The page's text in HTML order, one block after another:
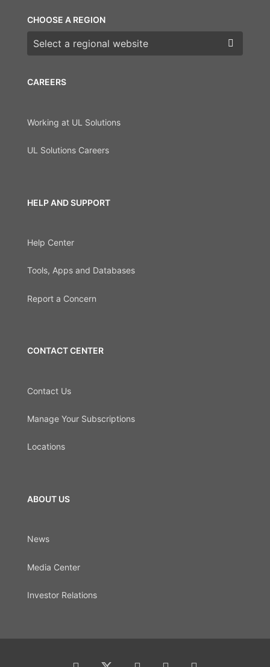
CAREERS
Working at UL Solutions
UL Solutions Careers
HELP AND SUPPORT
Help Center
Tools, Apps and Databases
Report a Concern
CONTACT CENTER
Contact Us
Manage Your Subscriptions
Locations
ABOUT US
News
Media Center
Investor Relations
CHOOSE A REGION
Choose a region